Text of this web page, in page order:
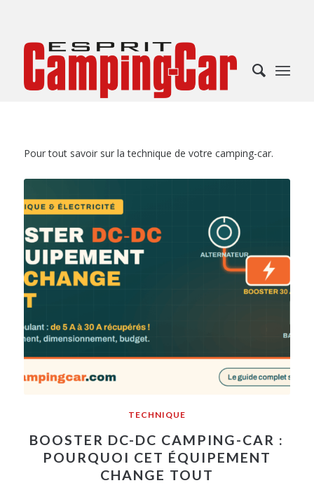
Pour tout savoir sur la technique de votre camping-car.
TECHNIQUE
BOOSTER DC-DC CAMPING-CAR :
POURQUOI CET ÉQUIPEMENT
CHANGE TOUT